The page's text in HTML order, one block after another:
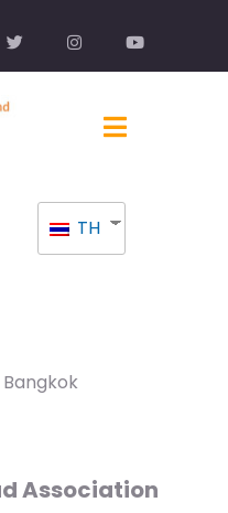
TH
Association